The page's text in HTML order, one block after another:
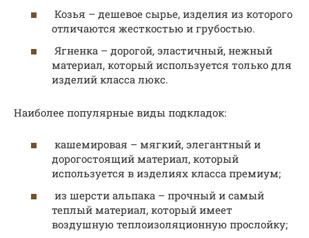
Козья – дешевое сырье, изделия из которого
отличаются жесткостью и грубостью.
Ягненка – дорогой, эластичный, нежный
материал, который используется только для
изделий класса люкс.
Наиболее популярные виды подкладок:
кашемировая – мягкий, элегантный и
дорогостоящий материал, который
используется в изделиях класса премиум;
из шерсти альпака – прочный и самый
теплый материал, который имеет
воздушную теплоизоляционную прослойку;